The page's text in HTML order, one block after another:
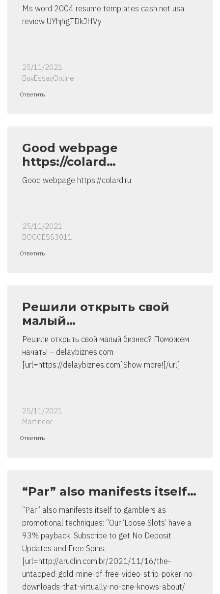
Ms word 2004 resume templates cash net usa
review UYhjhgTDkJHVy
25/11/2021
BuyEssayOnline
Ответить
Good webpage
https://colard…
Good webpage https://colard.ru
25/11/2021
BOGGESS3011
Ответить
Решили открыть свой
малый…
Решили открыть свой малый бизнес? Поможем
начать! – delaybiznes.com
[url=https://delaybiznes.com]Show more![/url]
25/11/2021
Martincor
Ответить
“Par” also manifests itself…
“Par” also manifests itself to gamblers as
promotional techniques: “Our ‘Loose Slots’ have a
93% payback. Subscribe to get No Deposit
Updates and Free Spins.
[url=http://aruclin.com.br/2021/11/16/the-
untapped-gold-mine-of-free-video-strip-poker-no-
downloads-that-virtually-no-one-knows-about/